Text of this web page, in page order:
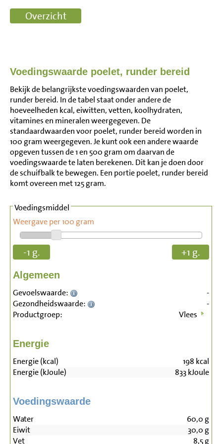
Voedingswaarde poelet, runder bereid
Bekijk de belangrijkste voedingswaarden van poelet,
runder bereid. In de tabel staat onder andere de
hoeveelheden kcal, eiwitten, vetten, koolhydraten,
vitamines en mineralen weergegeven. De
standaardwaarden voor poelet, runder bereid worden in
100 gram weergegeven. Je kunt ook een andere waarde
opgeven tussen de 1 en 500 gram om daarvan de
voedingswaarde te laten berekenen. Dit kan je doen door
de schuifbalk te bewegen. Een portie poelet, runder bereid
komt overeen met 125 gram.
Voedingsmiddel
Weergave per 100 gram
-1 g. +1 g.
Algemeen
Gevoelswaarde:
-
Gezondheidswaarde:
-
Productgroep:
Vlees
Energie
Energie (kcal) 198 kcal
Energie (kJoule)
833kJoule
Voedingswaarde
Water 60,0 g
Eiwit
30,0 g
Vet
8,5g